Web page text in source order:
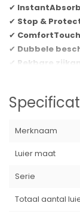
✔
✔ Stop &
✔
✔ Dubbele
✔ Rekbare
✔ Vrij van EU-
Merk: Pampers
Maat: 8
Inhoud: 86 luiers
Merknaam
Luier maat
Serie
Totaal aantal